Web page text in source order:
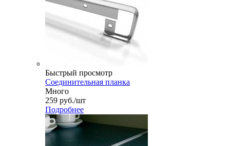
Быстрый просмотр
Соединительная планка
Много
259 руб./шт
Подробнее